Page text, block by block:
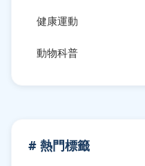
健康運動
動物科普
# 熱門標籤